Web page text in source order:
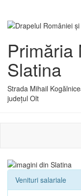
Primăria
Slatina
Strada Mihail
județul Olt
Venituri salariale